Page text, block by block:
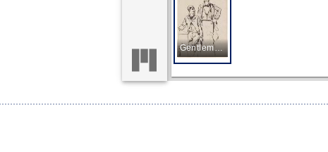
Gentleman and Waiter